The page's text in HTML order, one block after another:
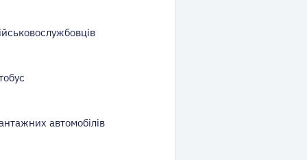
автомобілів